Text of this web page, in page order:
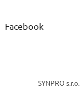
Facebook
SYNPRO s.r.o.